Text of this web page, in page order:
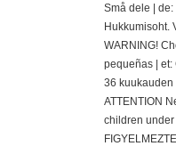
Små dele | de:
Hukkumisoht.
WARNING!
pequeñas | et:
36 kuukauden
ATTENTION
children under